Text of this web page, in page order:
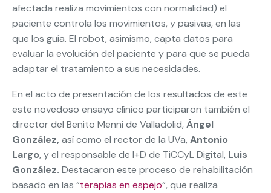
afectada realiza movimientos con normalidad) el
paciente controla los movimientos, y pasivas, en las
que los guía. El robot, asimismo, capta datos para
evaluar la evolución del paciente y para que se pueda
adaptar el tratamiento a sus necesidades.
En el acto de presentación de los resultados de este
este novedoso ensayo clínico participaron también el
director del Benito Menni de Valladolid, Ángel
González, así como el rector de la UVa, Antonio
Largo, y el responsable de I+D de TiCCyL Digital, Luis
González. Destacaron este proceso de rehabilitación
basado en las “terapias en espejo“, que realiza